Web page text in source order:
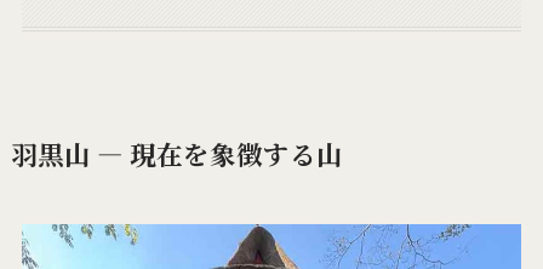
羽黒山 ― 現在を象徴する山